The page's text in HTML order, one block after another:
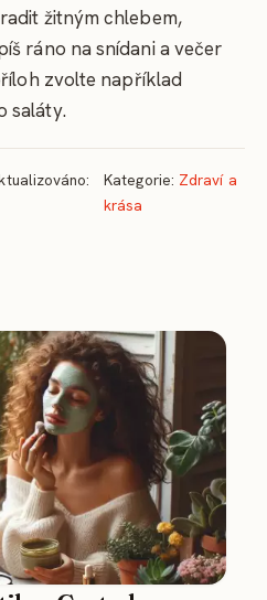
žitným chlebem,
ráno na snídani a večer
zvolte například
saláty.
Kategorie: Zdraví a
krása